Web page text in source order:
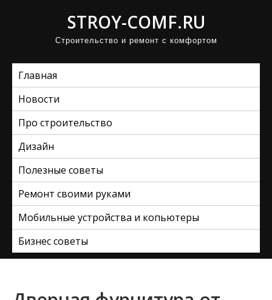
STROY-COMF.RU
Строительство и ремонт с комфортом
Главная
Новости
Про строительство
Дизайн
Полезные советы
Ремонт своими руками
Мобильные устройства и копьютеры
Бизнес советы